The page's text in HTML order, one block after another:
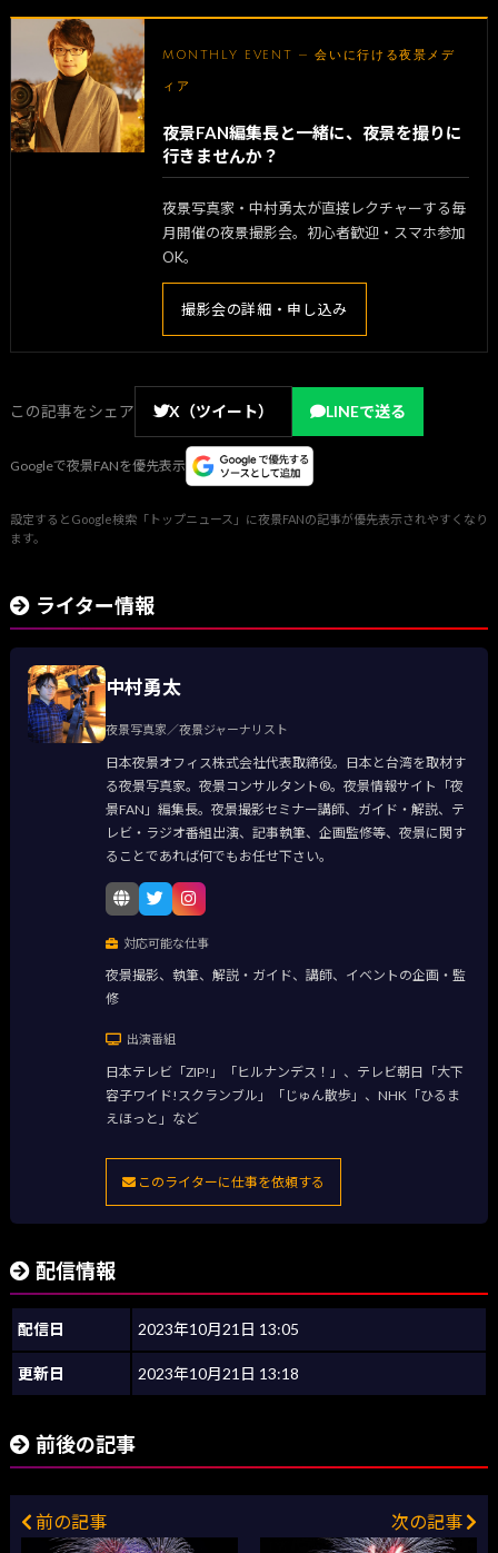
MONTHLY EVENT — 会いに行ける夜景メデ
ィア
夜景FAN編集長と一緒に、夜景を撮りに
行きませんか？
夜景写真家・中村勇太が直接レクチャーする毎
月開催の夜景撮影会。初心者歓迎・スマホ参加
OK。
撮影会の詳細・申し込み
この記事をシェア X（ツイート） LINEで送る
Googleで夜景FANを優先表示
設定するとGoogle検索「トップニュース」に夜景FANの記事が優先表示されやすくなり
ます。
ライター情報
中村勇太
夜景写真家／夜景ジャーナリスト
日本夜景オフィス株式会社代表取締役。日本と台湾を取材す
る夜景写真家。夜景コンサルタント®。夜景情報サイト「夜
景FAN」編集長。夜景撮影セミナー講師、ガイド・解説、テ
レビ・ラジオ番組出演、記事執筆、企画監修等、夜景に関す
ることであれば何でもお任せ下さい。
対応可能な仕事
夜景撮影、執筆、解説・ガイド、講師、イベントの企画・監
修
出演番組
日本テレビ「ZIP!」「ヒルナンデス！」、テレビ朝日「大下
容子ワイド!スクランブル」「じゅん散歩」、NHK「ひるま
えほっと」など
このライターに仕事を依頼する
配信情報
配信日 2023年10月21日 13:05
更新日 2023年10月21日 13:18
前後の記事
前の記事 次の記事